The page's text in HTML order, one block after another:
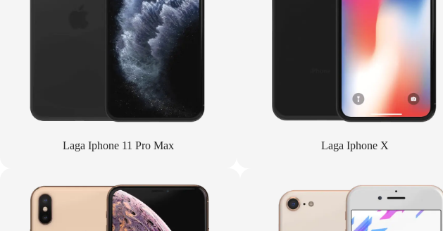
Laga Iphone 11 Pro Max Laga Iphone X